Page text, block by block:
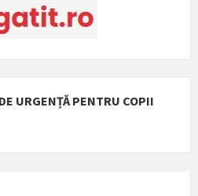
URGENȚĂ PENTRU COPII